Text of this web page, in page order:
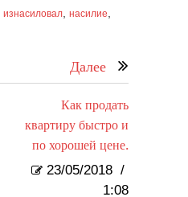
изнасиловал, насилие,
Далее
Как продать
квартиру быстро и
по хорошей цене.
23/05/2018 /
1:08